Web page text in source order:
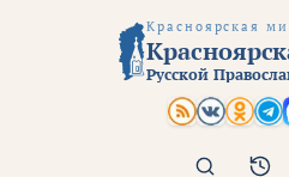
Красноярская
Русской
Поиск